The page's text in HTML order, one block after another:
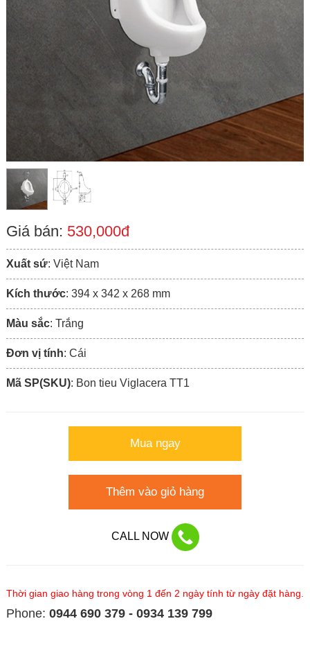
Giá bán: 530,000đ
Xuất sứ: Việt Nam
Kích thước: 394 x 342 x 268 mm
Màu sắc: Trắng
Đơn vị tính: Cái
Mã SP(SKU): Bon tieu Viglacera TT1
Mua ngay
Thêm vào giỏ hàng
CALL NOW
Thời gian giao hàng trong vòng 1 đến 2 ngày tính từ ngày đặt hàng.
Phone: 0944 690 379 - 0934 139 799